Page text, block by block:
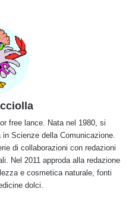
free lance. Nata nel 1980, si
Scienze della Comunicazione.
di collaborazioni con redazioni
Nel 2011 approda alla redazione
e cosmetica naturale, fonti
dolci.